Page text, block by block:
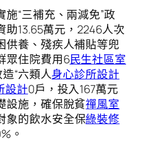
“三補充、兩減免”政
助13.65萬元，2246人次
供養、殘疾人補貼等兜
眾住院費用6民生社區室
“六類人身心診所設計
設計0戶，投入167萬元
設施，確保脫貧禪風室
象的飲水安全保綠裝修
。